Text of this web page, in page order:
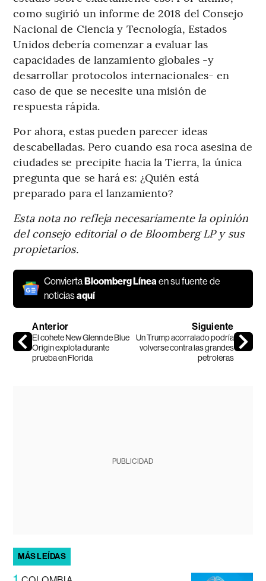
como sugirió un informe de 2018 del Consejo
Nacional de Ciencia y Tecnología, Estados
Unidos debería comenzar a evaluar las
capacidades de lanzamiento globales -y
desarrollar protocolos internacionales- en
caso de que se necesite una misión de
respuesta rápida.
Por ahora, estas pueden parecer ideas
descabelladas. Pero cuando esa roca asesina de
ciudades se precipite hacia la Tierra, la única
pregunta que se hará es: ¿Quién está
preparado para el lanzamiento?
Esta nota no refleja necesariamente la opinión
del consejo editorial o de Bloomberg LP y sus
propietarios.
ConviertaBloomberg Línea en su fuente de
noticiasaquí
Anterior
El cohete New Glenn de Blue
Origin explota durante
prueba en Florida
Siguiente
Un Trump acorralado podría
volverse contra las grandes
petroleras
PUBLICIDAD
MÁS LEÍDAS